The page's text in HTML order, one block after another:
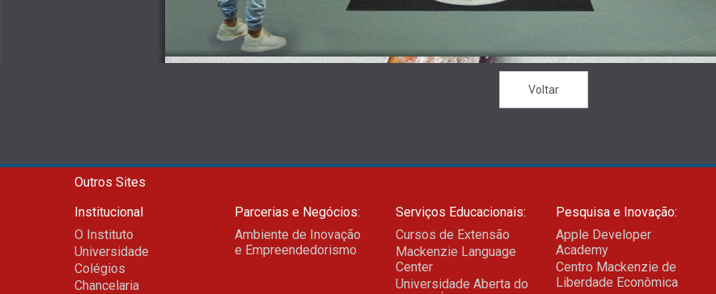
Voltar
Outros Sites
Institucional
O Instituto
Universidade
Colégios
Chancelaria
Parcerias e Negócios:
Ambiente de Inovação
e Empreendedorismo
Serviços Educacionais:
Cursos de Extensão
Mackenzie Language
Center
Universidade Aberta do
Pesquisa e Inovação:
Apple Developer
Academy
Centro Mackenzie de
Liberdade Econômica